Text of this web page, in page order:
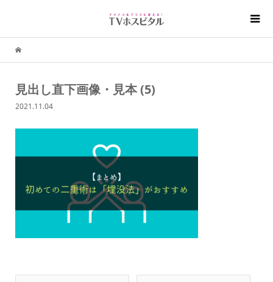
見出し直下画像・見本 (5)
2021.11.04